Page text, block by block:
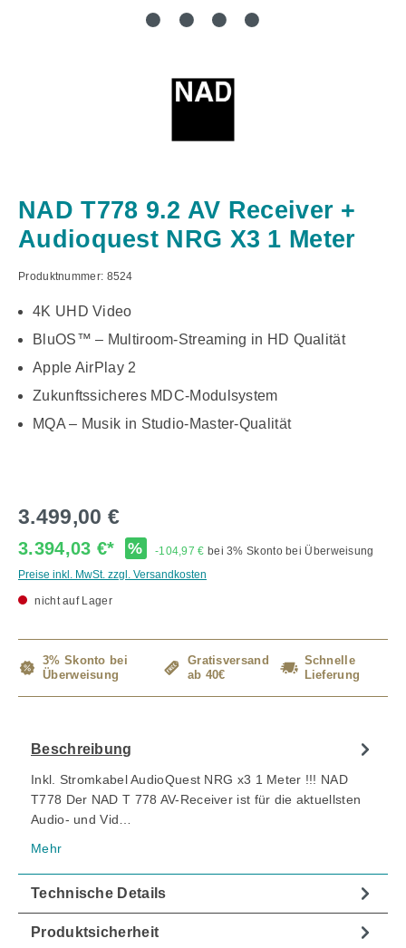
NAD T778 9.2 AV Receiver +
Audioquest NRG X3 1 Meter
Produktnummer: 8524
4K UHD Video
BluOS™ – Multiroom-Streaming in HD Qualität
Apple AirPlay 2
Zukunftssicheres MDC-Modulsystem
MQA – Musik in Studio-Master-Qualität
3.499,00 €
3.394,03 €* % -104,97 € bei 3% Skonto bei Überweisung
Preise inkl. MwSt. zzgl. Versandkosten
nicht auf Lager
3% Skonto bei
Überweisung
Gratisversand
ab 40€
Schnelle
Lieferung
Beschreibung
Inkl. Stromkabel AudioQuest NRG x3 1 Meter !!! NAD
T778 Der NAD T 778 AV-Receiver ist für die aktuellsten
Audio- und Vid…
Mehr
Technische Details
Produktsicherheit